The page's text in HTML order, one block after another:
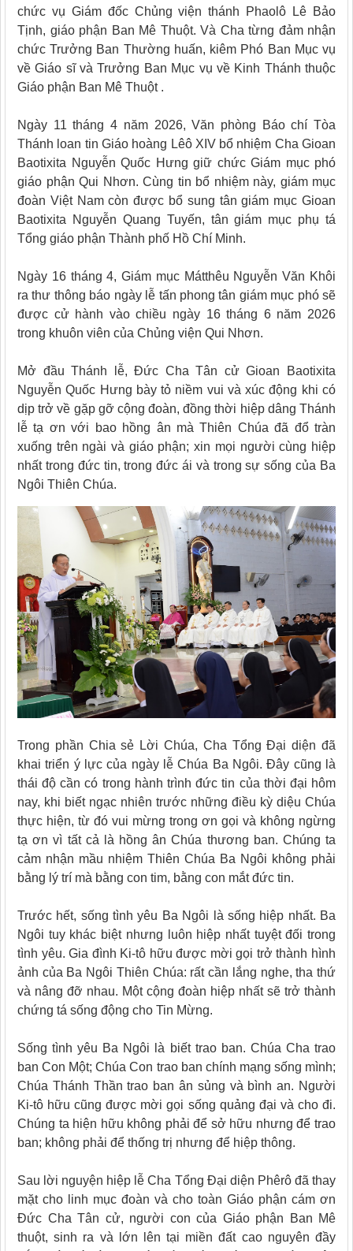
chức vụ Giám đốc Chủng viện thánh Phaolô Lê Bảo
Tịnh, giáo phận Ban Mê Thuột. Và Cha từng đảm nhận
chức Trưởng Ban Thường huấn, kiêm Phó Ban Mục vụ
về Giáo sĩ và Trưởng Ban Mục vụ về Kinh Thánh thuộc
Giáo phận Ban Mê Thuột .
Ngày 11 tháng 4 năm 2026, Văn phòng Báo chí Tòa
Thánh loan tin Giáo hoàng Lêô XIV bổ nhiệm Cha Gioan
Baotixita Nguyễn Quốc Hưng giữ chức Giám mục phó
giáo phận Qui Nhơn. Cùng tin bổ nhiệm này, giám mục
đoàn Việt Nam còn được bổ sung tân giám mục Gioan
Baotixita Nguyễn Quang Tuyến, tân giám mục phụ tá
Tổng giáo phận Thành phố Hồ Chí Minh.
Ngày 16 tháng 4, Giám mục Mátthêu Nguyễn Văn Khôi
ra thư thông báo ngày lễ tấn phong tân giám mục phó sẽ
được cử hành vào chiều ngày 16 tháng 6 năm 2026
trong khuôn viên của Chủng viện Qui Nhơn.
Mở đầu Thánh lễ, Đức Cha Tân cử Gioan Baotixita
Nguyễn Quốc Hưng bày tỏ niềm vui và xúc động khi có
dịp trở về gặp gỡ cộng đoàn, đồng thời hiệp dâng Thánh
lễ tạ ơn với bao hồng ân mà Thiên Chúa đã đổ tràn
xuống trên ngài và giáo phận; xin mọi người cùng hiệp
nhất trong đức tin, trong đức ái và trong sự sống của Ba
Ngôi Thiên Chúa.
Trong phần Chia sẻ Lời Chúa, Cha Tổng Đại diện đã
khai triển ý lực của ngày lễ Chúa Ba Ngôi. Đây cũng là
thái độ cần có trong hành trình đức tin của thời đại hôm
nay, khi biết ngạc nhiên trước những điều kỳ diệu Chúa
thực hiện, từ đó vui mừng trong ơn gọi và không ngừng
tạ ơn vì tất cả là hồng ân Chúa thương ban. Chúng ta
cảm nhận mầu nhiệm Thiên Chúa Ba Ngôi không phải
bằng lý trí mà bằng con tim, bằng con mắt đức tin.
Trước hết, sống tình yêu Ba Ngôi là sống hiệp nhất. Ba
Ngôi tuy khác biệt nhưng luôn hiệp nhất tuyệt đối trong
tình yêu. Gia đình Ki-tô hữu được mời gọi trở thành hình
ảnh của Ba Ngôi Thiên Chúa: rất cần lắng nghe, tha thứ
và nâng đỡ nhau. Một cộng đoàn hiệp nhất sẽ trở thành
chứng tá sống động cho Tin Mừng.
Sống tình yêu Ba Ngôi là biết trao ban. Chúa Cha trao
ban Con Một; Chúa Con trao ban chính mạng sống mình;
Chúa Thánh Thần trao ban ân sủng và bình an. Người
Ki-tô hữu cũng được mời gọi sống quảng đại và cho đi.
Chúng ta hiện hữu không phải để sở hữu nhưng để trao
ban; không phải để thống trị nhưng để hiệp thông.
Sau lời nguyện hiệp lễ Cha Tổng Đại diện Phêrô đã thay
mặt cho linh mục đoàn và cho toàn Giáo phận cám ơn
Đức Cha Tân cử, người con của Giáo phận Ban Mê
thuột, sinh ra và lớn lên tại miền đất cao nguyên đầy